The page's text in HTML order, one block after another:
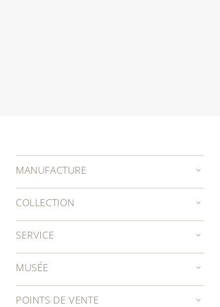
MANUFACTURE
COLLECTION
SERVICE
MUSÉE
POINTS DE VENTE